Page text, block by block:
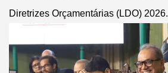
Diretrizes Orçamentárias (LDO) 2026.